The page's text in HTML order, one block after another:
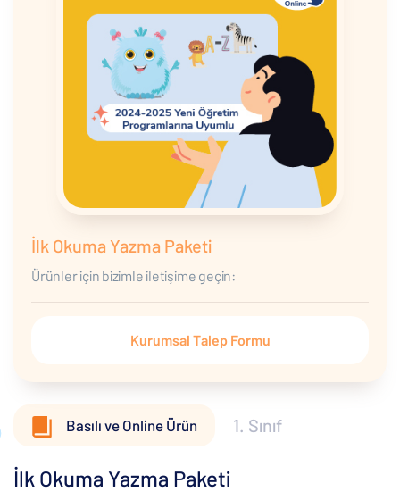
İlk Okuma Yazma Paketi
Ürünler için bizimle iletişime geçin:
Kurumsal Talep Formu
Basılı ve Online Ürün 1. Sınıf
İlk Okuma Yazma Paketi